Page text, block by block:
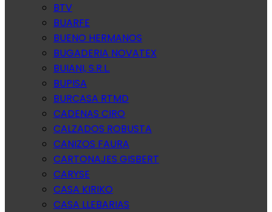
BTV
BUARFE
BUENO HERMANOS
BUGADERIA NOVATEX
BUIANI, S.R.L.
BUPISA
BURCASA RTMD
CADENAS CIRO
CALZADOS ROBUSTA
CANIZOS FAURA
CARTONAJES GISBERT
CARYSE
CASA KIRIKO
CASA LLEBARIAS